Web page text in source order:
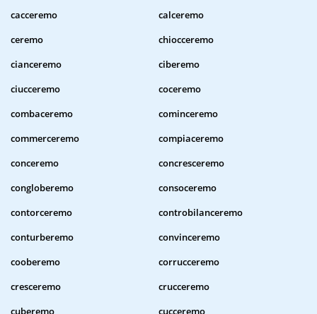
cacceremo
calceremo
ceremo
chiocceremo
cianceremo
ciberemo
ciucceremo
coceremo
combaceremo
cominceremo
commerceremo
compiaceremo
conceremo
concresceremo
congloberemo
consoceremo
contorceremo
controbilanceremo
conturberemo
convinceremo
cooberemo
corrucceremo
cresceremo
crucceremo
cuberemo
cucceremo